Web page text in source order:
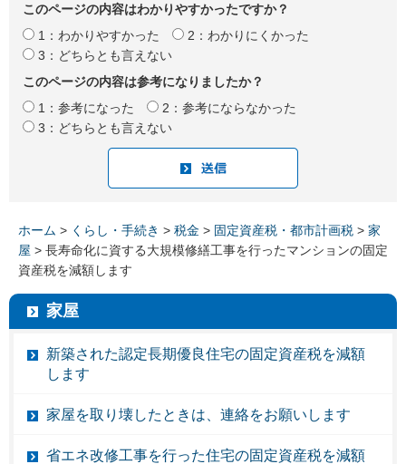
このページの内容はわかりやすかったですか？
1：わかりやすかった
2：わかりにくかった
3：どちらとも言えない
このページの内容は参考になりましたか？
1：参考になった
2：参考にならなかった
3：どちらとも言えない
ホーム > くらし・手続き > 税金 > 固定資産税・都市計画税 > 家
屋 > 長寿命化に資する大規模修繕工事を行ったマンションの固定
資産税を減額します
家屋
新築された認定長期優良住宅の固定資産税を減額
します
家屋を取り壊したときは、連絡をお願いします
省エネ改修工事を行った住宅の固定資産税を減額